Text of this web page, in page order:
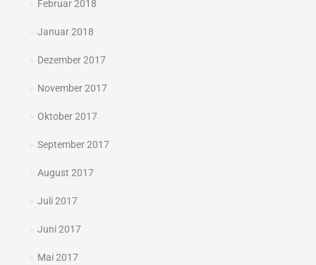
Februar 2018
Januar 2018
Dezember 2017
November 2017
Oktober 2017
September 2017
August 2017
Juli 2017
Juni 2017
Mai 2017